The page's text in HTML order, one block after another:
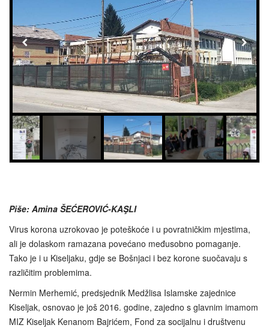
Piše: Amina ŠEĆEROVIĆ-KAŞLI
Virus korona uzrokovao je poteškoće i u povratničkim mjestima,
ali je dolaskom ramazana povećano međusobno pomaganje.
Tako je i u Kiseljaku, gdje se Bošnjaci i bez korone suočavaju s
različitim problemima.
Nermin Merhemić, predsjednik Medžlisa Islamske zajednice
Kiseljak, osnovao je još 2016. godine, zajedno s glavnim imamom
MIZ Kiseljak Kenanom Bajrićem, Fond za socijalnu i društvenu